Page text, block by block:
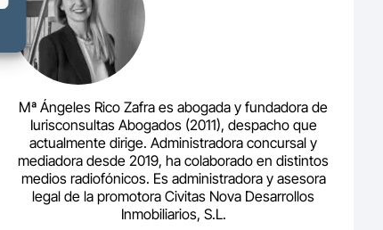
Mª Ángeles Rico Zafra es abogada y fundadora de
Iurisconsultas Abogados (2011), despacho que
actualmente dirige. Administradora concursal y
mediadora desde 2019, ha colaborado en distintos
medios radiofónicos. Es administradora y asesora
legal de la promotora Civitas Nova Desarrollos
Inmobiliarios, S.L.